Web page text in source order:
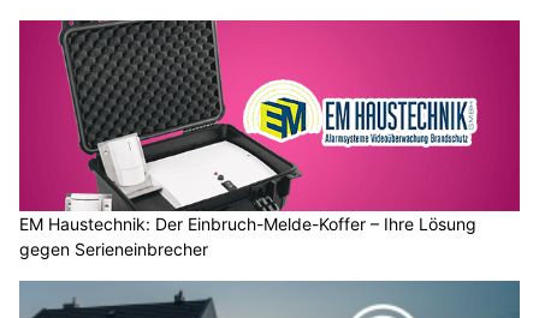
EM Haustechnik: Der Einbruch-Melde-Koffer – Ihre Lösung
gegen Serieneinbrecher